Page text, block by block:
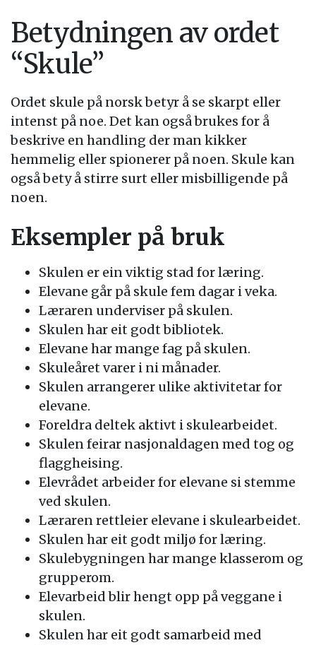
Betydningen av ordet
“Skule”
Ordet skule på norsk betyr å se skarpt eller
intenst på noe. Det kan også brukes for å
beskrive en handling der man kikker
hemmelig eller spionerer på noen. Skule kan
også bety å stirre surt eller misbilligende på
noen.
Eksempler på bruk
Skulen er ein viktig stad for læring.
Elevane går på skule fem dagar i veka.
Læraren underviser på skulen.
Skulen har eit godt bibliotek.
Elevane har mange fag på skulen.
Skuleåret varer i ni månader.
Skulen arrangerer ulike aktivitetar for
elevane.
Foreldra deltek aktivt i skulearbeidet.
Skulen feirar nasjonaldagen med tog og
flaggheising.
Elevrådet arbeider for elevane si stemme
ved skulen.
Læraren rettleier elevane i skulearbeidet.
Skulen har eit godt miljø for læring.
Skulebygningen har mange klasserom og
grupperom.
Elevarbeid blir hengt opp på veggane i
skulen.
Skulen har eit godt samarbeid med